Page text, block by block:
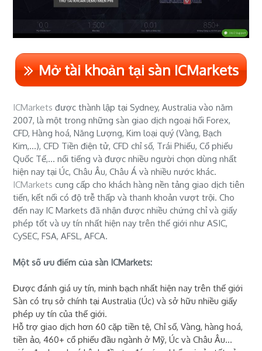
Mở tài khoản tại sàn ICMarkets
ICMarkets được thành lập tại Sydney, Australia vào năm
2007, là một trong những sàn giao dịch ngoại hối Forex,
CFD, Hàng hoá, Năng Lượng, Kim loại quý (Vàng, Bạch
Kim,...), CFD Tiền điện tử, CFD chỉ số, Trái Phiếu, Cổ phiếu
Quốc Tế,... nổi tiếng và được nhiều người chọn dùng nhất
hiện nay tại Úc, Châu Âu, Châu Á và nhiều nước khác.
ICMarkets cung cấp cho khách hàng nền tảng giao dịch tiên
tiến, kết nối có độ trễ thấp và thanh khoản vượt trội. Cho
đến nay IC Markets đã nhận được nhiều chứng chỉ và giấy
phép tốt và uy tín nhất hiện nay trên thế giới như ASIC,
CySEC, FSA, AFSL, AFCA.
Một số ưu điểm của sàn ICMarkets:
Được đánh giá uy tín, minh bạch nhất hiện nay trên thế giới
Sàn có trụ sở chính tại Australia (Úc) và sở hữu nhiều giấy
phép uy tín của thế giới.
Hỗ trợ giao dịch hơn 60 cặp tiền tệ, Chỉ số, Vàng, hàng hoá,
tiền ảo, 460+ cổ phiếu đầu ngành ở Mỹ, Úc và Châu Âu...